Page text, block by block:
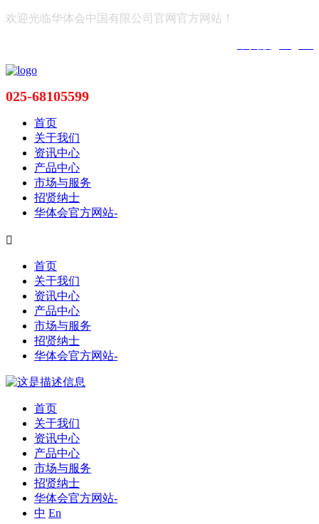
欢迎光临华体会中国有限公司官网官方网站！
025-68105599
首页
关于我们
资讯中心
产品中心
市场与服务
招贤纳士
华体会官方网站-

首页
关于我们
资讯中心
产品中心
市场与服务
招贤纳士
华体会官方网站-
首页
关于我们
资讯中心
产品中心
市场与服务
招贤纳士
华体会官方网站-
中 En